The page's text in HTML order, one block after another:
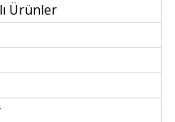
Ürünler